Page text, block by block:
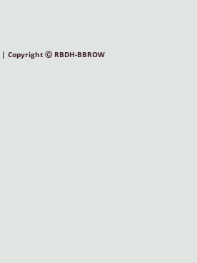
| Copyright Ⓒ RBDH-BBROW